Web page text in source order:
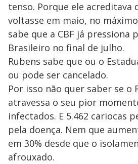
tenso. Porque ele acreditava
voltasse em maio, no
sabe que a CBF já pressiona
Brasileiro no final de julho.
Rubens sabe que ou o
ou pode ser cancelado.
Por isso não quer saber se o
atravessa o seu pior
infectados. E 5.462 cariocas
pela doença. Nem que
em 30% desde que o
afrouxado.